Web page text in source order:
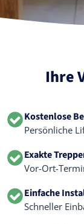
Ihre
Kostenlose
Persönliche
Exakte
Vor-Ort-
Einfache
Schneller